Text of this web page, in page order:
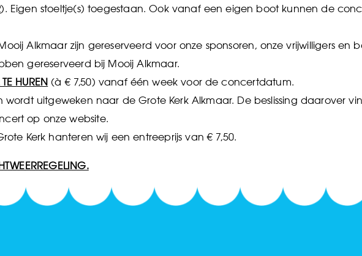
). Eigen stoeltje(s) toegestaan. Ook vanaf een eigen boot kunnen de
Alkmaar zijn gereserveerd voor onze sponsoren, onze vrijwilligers en
gereserveerd bij Mooij Alkmaar.
HUREN (à € 7,50) vanaf één week voor de concertdatum.
wordt uitgeweken naar de Grote Kerk Alkmaar. De beslissing daarover
op onze website.
Kerk hanteren wij een entreeprijs van € 7,50.